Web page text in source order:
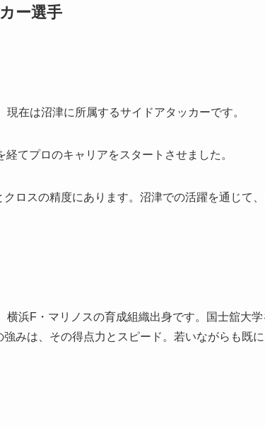
ー選手
在は沼津に所属するサイドアタッカーです。
てプロのキャリアをスタートさせました。
ロスの精度にあります。沼津での活躍を通じて
横浜F・マリノスの育成組織出身です。国士舘大
みは、その得点力とスピード。若いながらも既